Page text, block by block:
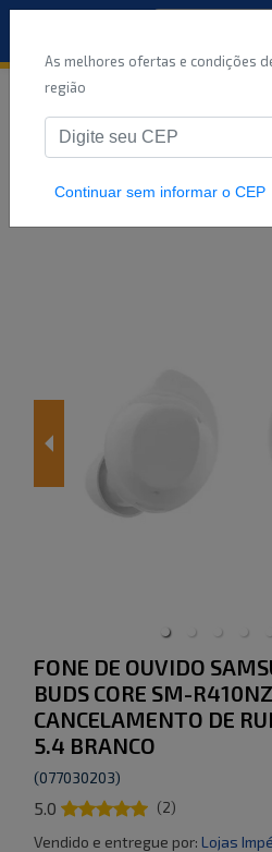
Início
Áudio e vídeo
FONE DE OUVIDO
FONE DE OUVIDO
BUDS CORE SM-
CANCELAMENTO DE
5.4 BRANCO
(077030203)
5.0 (2)
Vendido e entregue por: Lojas
As melhores ofertas e condições
região
Continuar sem informar o CEP